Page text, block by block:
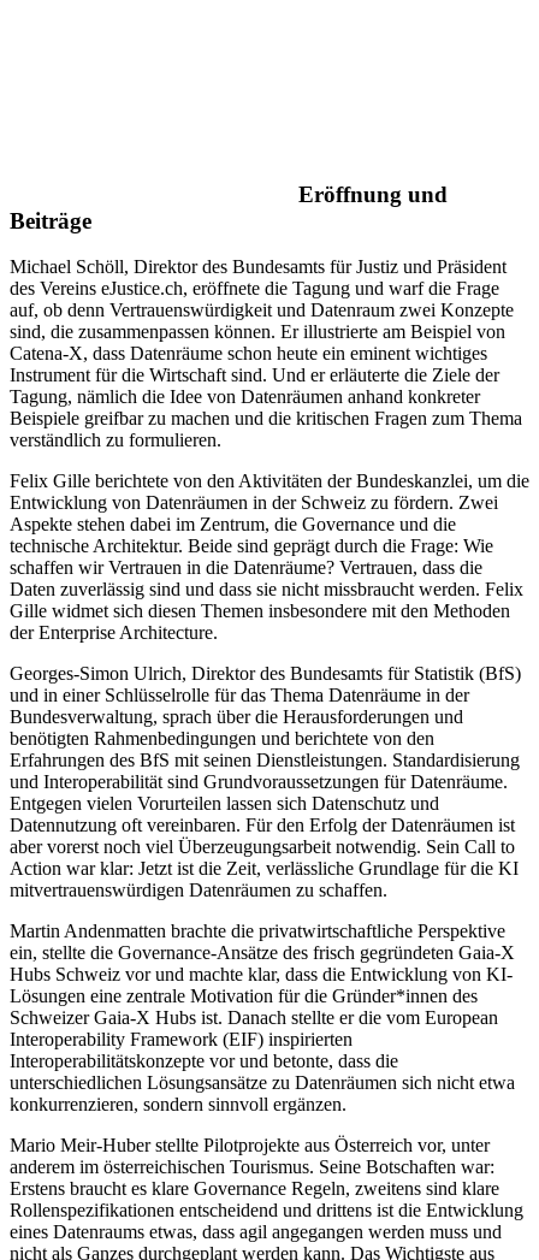
Eröffnung und
Beiträge
Michael Schöll, Direktor des Bundesamts für Justiz und Präsident
des Vereins eJustice.ch, eröffnete die Tagung und warf die Frage
auf, ob denn Vertrauenswürdigkeit und Datenraum zwei Konzepte
sind, die zusammenpassen können. Er illustrierte am Beispiel von
Catena-X, dass Datenräume schon heute ein eminent wichtiges
Instrument für die Wirtschaft sind. Und er erläuterte die Ziele der
Tagung, nämlich die Idee von Datenräumen anhand konkreter
Beispiele greifbar zu machen und die kritischen Fragen zum Thema
verständlich zu formulieren.
Felix Gille berichtete von den Aktivitäten der Bundeskanzlei, um die
Entwicklung von Datenräumen in der Schweiz zu fördern. Zwei
Aspekte stehen dabei im Zentrum, die Governance und die
technische Architektur. Beide sind geprägt durch die Frage: Wie
schaffen wir Vertrauen in die Datenräume? Vertrauen, dass die
Daten zuverlässig sind und dass sie nicht missbraucht werden. Felix
Gille widmet sich diesen Themen insbesondere mit den Methoden
der Enterprise Architecture.
Georges-Simon Ulrich, Direktor des Bundesamts für Statistik (BfS)
und in einer Schlüsselrolle für das Thema Datenräume in der
Bundesverwaltung, sprach über die Herausforderungen und
benötigten Rahmenbedingungen und berichtete von den
Erfahrungen des BfS mit seinen Dienstleistungen. Standardisierung
und Interoperabilität sind Grundvoraussetzungen für Datenräume.
Entgegen vielen Vorurteilen lassen sich Datenschutz und
Datennutzung oft vereinbaren. Für den Erfolg der Datenräumen ist
aber vorerst noch viel Überzeugungsarbeit notwendig. Sein Call to
Action war klar: Jetzt ist die Zeit, verlässliche Grundlage für die KI
mitvertrauenswürdigen Datenräumen zu schaffen.
Martin Andenmatten brachte die privatwirtschaftliche Perspektive
ein, stellte die Governance-Ansätze des frisch gegründeten Gaia-X
Hubs Schweiz vor und machte klar, dass die Entwicklung von KI-
Lösungen eine zentrale Motivation für die Gründer*innen des
Schweizer Gaia-X Hubs ist. Danach stellte er die vom European
Interoperability Framework (EIF) inspirierten
Interoperabilitätskonzepte vor und betonte, dass die
unterschiedlichen Lösungsansätze zu Datenräumen sich nicht etwa
konkurrenzieren, sondern sinnvoll ergänzen.
Mario Meir-Huber stellte Pilotprojekte aus Österreich vor, unter
anderem im österreichischen Tourismus. Seine Botschaften war:
Erstens braucht es klare Governance Regeln, zweitens sind klare
Rollenspezifikationen entscheidend und drittens ist die Entwicklung
eines Datenraums etwas, dass agil angegangen werden muss und
nicht als Ganzes durchgeplant werden kann. Das Wichtigste aus